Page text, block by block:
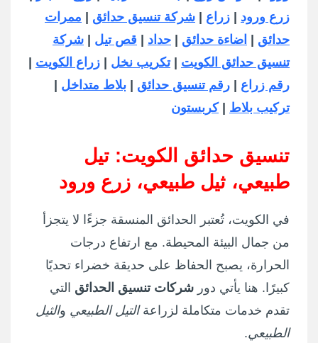
زرع ورود
زراع شركة تنسيق حدائق
ممرات
حدائق
اضاءة حدائق حداد قص تيل
شركة
تنسيق حدائق الكويت |تكريب نخل زراع الكويت
رقم زراع
رقم تنسيق حدائق بلاط متداخل
تركيب بلاط |كربستون
تنسيق حدائق الكويت: تيل
طبيعي، ثيل طبيعي، زرع ورود
في الكويت، تُعتبر الحدائق المنسقة جزءًا لا يتجزأ
من جمال البيئة المحيطة. مع ارتفاع درجات
الحرارة، يصبح الحفاظ على حديقة خضراء تحديًا
كبيرًا. هنا يأتي دور شركات تنسيق الحدائق التي
تقدم خدمات متكاملة لزراعةالتيل الطبيعي والثيل
الطبيعي.